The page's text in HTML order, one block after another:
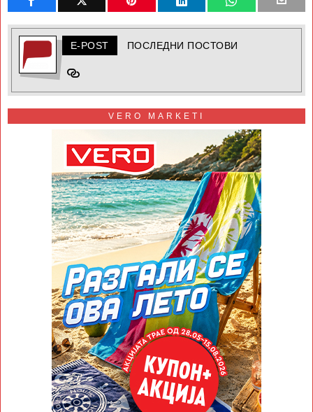
E-POST ПОСЛЕДНИ ПОСТОВИ
VERO MARKETI